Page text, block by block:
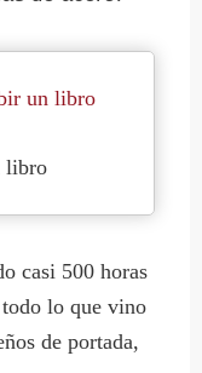
libro
casi 500 horas
lo que vino
de portada,